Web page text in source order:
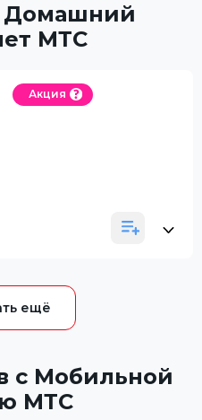
Домашний
МТС
Акция
с Мобильной
МТС